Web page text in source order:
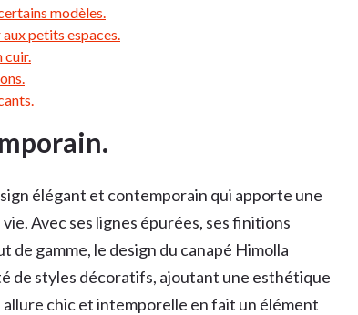
modèles.
petits espaces.
cuir.
élégant et contemporain qui apporte une
Avec ses lignes épurées, ses finitions
de gamme, le design du canapé Himolla
de styles décoratifs, ajoutant une esthétique
chic et intemporelle en fait un élément